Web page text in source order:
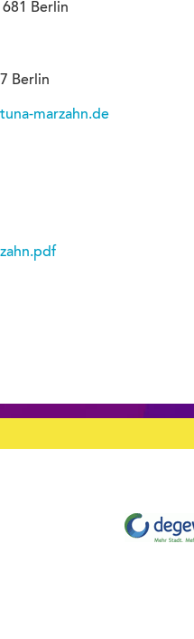
Berlin
Berlin
marzahn.de